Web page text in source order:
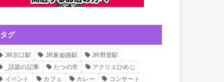
タグ
JR京口駅 JR東姫路駅
JR野里駅
_話題の記事
たつの市
アクリエひめじ
イベント
カフェ カレー コンサート